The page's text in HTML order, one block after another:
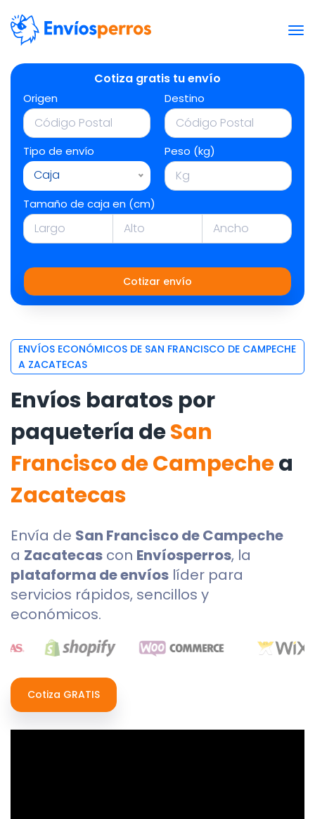
Cotiza gratis tu envío
Origen Destino
Tipo de envío
Caja
Peso (kg)
Tamaño de caja en (cm)
Cotizar envío
ENVÍOS ECONÓMICOS DE SAN FRANCISCO DE CAMPECHE
A ZACATECAS
Envíos baratos por
paquetería deSan
Francisco de Campechea
Zacatecas
Envía de San Francisco de Campeche
a Zacatecas con Envíosperros, la
plataforma de envíos líder para
servicios rápidos, sencillos y
económicos.
Cotiza GRATIS